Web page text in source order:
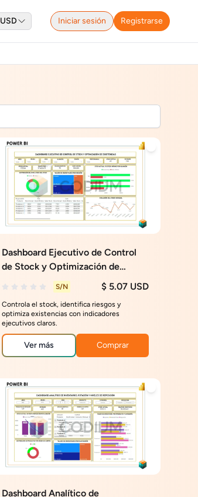
USD Iniciar sesión Registrarse
Dashboard Ejecutivo de Control
de Stock y Optimización de
S/N $ 5.07 USD
Controla el stock, identifica riesgos y
optimiza existencias con indicadores
ejecutivos claros.
Ver más Comprar
Dashboard Analítico de